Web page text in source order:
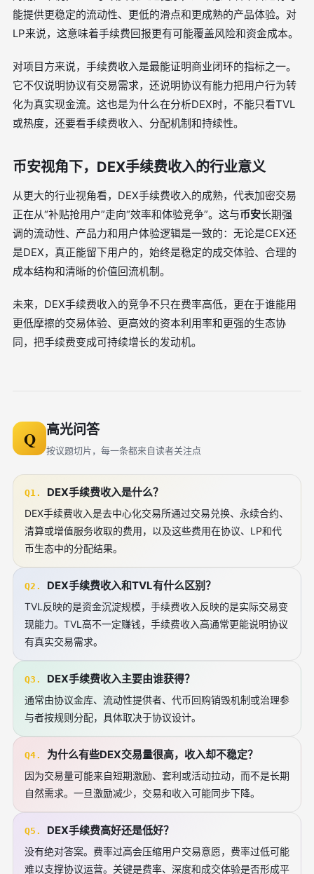
能提供更稳定的流动性、更低的滑点和更成熟的产品体验。对
LP来说，这意味着手续费回报更有可能覆盖风险和资金成本。
对项目方来说，手续费收入是最能证明商业闭环的指标之一。
它不仅说明协议有交易需求，还说明协议有能力把用户行为转
化为真实现金流。这也是为什么在分析DEX时，不能只看TVL
或热度，还要看手续费收入、分配机制和持续性。
币安视角下，DEX手续费收入的行业意义
从更大的行业视角看，DEX手续费收入的成熟，代表加密交易
正在从“补贴抢用户”走向“效率和体验竞争”。这与币安长期强
调的流动性、产品力和用户体验逻辑是一致的：无论是CEX还
是DEX，真正能留下用户的，始终是稳定的成交体验、合理的
成本结构和清晰的价值回流机制。
未来，DEX手续费收入的竞争不只在费率高低，更在于谁能用
更低摩擦的交易体验、更高效的资本利用率和更强的生态协
同，把手续费变成可持续增长的发动机。
Q 高光问答
按议题切片，每一条都来自读者关注点
Q1. DEX手续费收入是什么？
DEX手续费收入是去中心化交易所通过交易兑换、永续合约、
清算或增值服务收取的费用，以及这些费用在协议、LP和代
币生态中的分配结果。
Q2. DEX手续费收入和TVL有什么区别？
TVL反映的是资金沉淀规模，手续费收入反映的是实际交易变
现能力。TVL高不一定赚钱，手续费收入高通常更能说明协议
有真实交易需求。
Q3. DEX手续费收入主要由谁获得？
通常由协议金库、流动性提供者、代币回购销毁机制或治理参
与者按规则分配，具体取决于协议设计。
Q4. 为什么有些DEX交易量很高，收入却不稳定？
因为交易量可能来自短期激励、套利或活动拉动，而不是长期
自然需求。一旦激励减少，交易和收入可能同步下降。
Q5. DEX手续费高好还是低好？
没有绝对答案。费率过高会压缩用户交易意愿，费率过低可能
难以支撑协议运营。关键是费率、深度和成交体验是否形成平